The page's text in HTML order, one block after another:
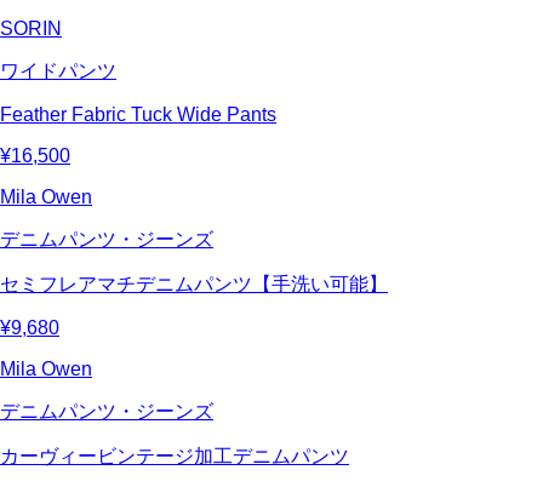
SORIN
ワイドパンツ
Feather Fabric Tuck Wide Pants
¥16,500
Mila Owen
デニムパンツ・ジーンズ
セミフレアマチデニムパンツ【手洗い可能】
¥9,680
Mila Owen
デニムパンツ・ジーンズ
カーヴィービンテージ加工デニムパンツ